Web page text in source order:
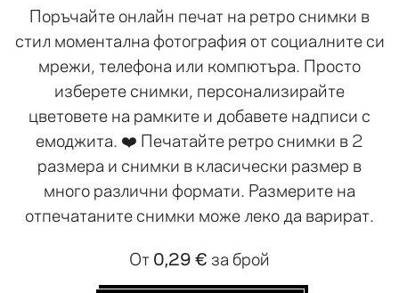
Поръчайте онлайн печат на ретро снимки в
стил моментална фотография от социалните си
мрежи, телефона или компютъра. Просто
изберете снимки, персонализирайте
цветовете на рамките и добавете надписи с
емоджита. ❤️ Печатайте ретро снимки в 2
размера и снимки в класически размер в
много различни формати. Размерите на
отпечатаните снимки може леко да варират.
От0,29 € за брой